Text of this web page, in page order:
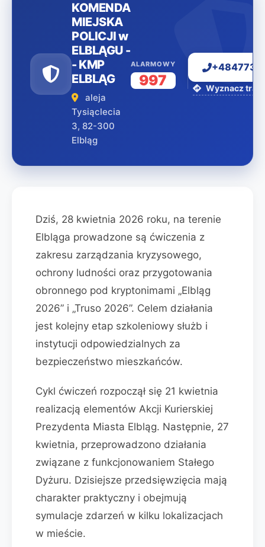
KOMENDA
MIEJSKA
POLICJI w
ELBLĄGU -
- KMP
ELBLĄG
aleja
Tysiąclecia
3, 82-300
Elbląg
ALARMOWY
997 Wyznacz
Dziś, 28 kwietnia 2026 roku, na terenie
Elbląga prowadzone są ćwiczenia z
zakresu zarządzania kryzysowego,
ochrony ludności oraz przygotowania
obronnego pod kryptonimami „Elbląg
2026” i „Truso 2026”. Celem działania
jest kolejny etap szkoleniowy służb i
instytucji odpowiedzialnych za
bezpieczeństwo mieszkańców.
Cykl ćwiczeń rozpoczął się 21 kwietnia
realizacją elementów Akcji Kurierskiej
Prezydenta Miasta Elbląg. Następnie, 27
kwietnia, przeprowadzono działania
związane z funkcjonowaniem Stałego
Dyżuru. Dzisiejsze przedsięwzięcia mają
charakter praktyczny i obejmują
symulacje zdarzeń w kilku lokalizacjach
w mieście.